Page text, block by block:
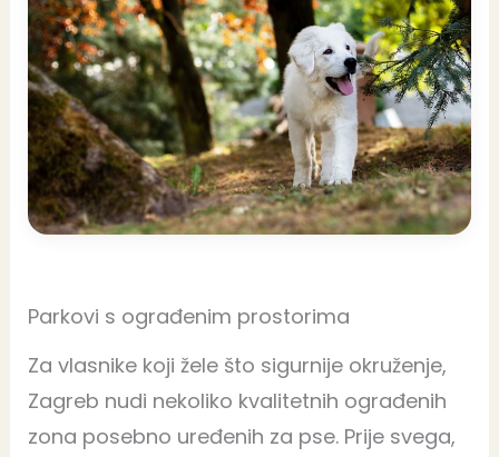
Parkovi s ograđenim prostorima
Za vlasnike koji žele što sigurnije okruženje,
Zagreb nudi nekoliko kvalitetnih ograđenih
zona posebno uređenih za pse. Prije svega,